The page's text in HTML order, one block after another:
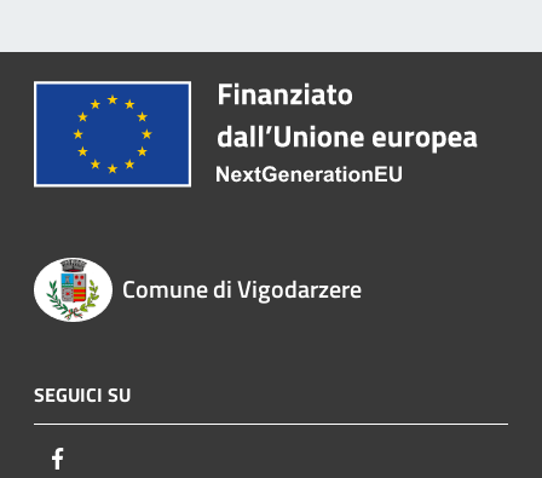
Comune di Vigodarzere
SEGUICI SU